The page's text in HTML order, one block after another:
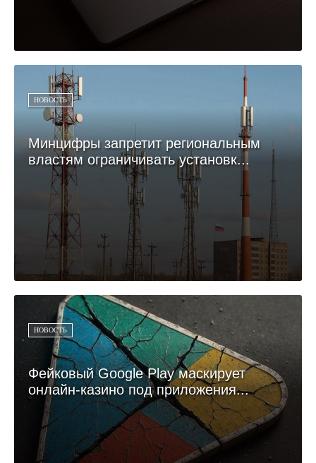
НОВОСТЬ
Минцифры запретит региональным
властям ограничивать установк...
НОВОСТЬ
Фейковый Google Play маскирует
онлайн-казино под приложения...